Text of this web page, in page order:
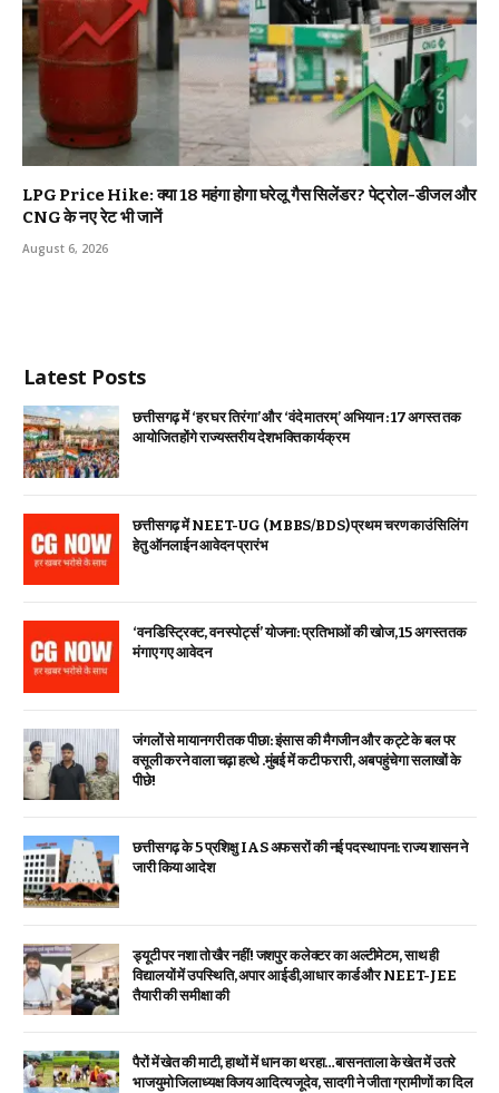
LPG Price Hike: क्या ₹18 महंगा होगा घरेलू गैस सिलेंडर? पेट्रोल-डीजल और
CNG के नए रेट भी जानें
August 6, 2026
Latest Posts
छत्तीसगढ़ में ‘हर घर तिरंगा’ और ‘वंदे मातरम्’ अभियान : 17 अगस्त तक
आयोजित होंगे राज्यस्तरीय देशभक्ति कार्यक्रम
छत्तीसगढ़ में NEET-UG (MBBS/BDS) प्रथम चरण काउंसिलिंग
हेतु ऑनलाईन आवेदन प्रारंभ
‘वन डिस्ट्रिक्ट, वन स्पोर्ट्स’ योजना: प्रतिभाओं की खोज, 15 अगस्त तक
मंगाए गए आवेदन
जंगलों से मायानगरी तक पीछा: इंसास की मैगजीन और कट्टे के बल पर
वसूली करने वाला चढ़ा हत्थे .मुंबई में कटी फरारी, अब पहुंचेगा सलाखों के
पीछे!
छत्तीसगढ़ के 5 प्रशिक्षु IAS अफसरों की नई पदस्थापना: राज्य शासन ने
जारी किया आदेश
ड्यूटी पर नशा तो खैर नहीं! जशपुर कलेक्टर का अल्टीमेटम, साथ ही
विद्यालयों में उपस्थिति, अपार आईडी,आधार कार्ड और NEET-JEE
तैयारी की समीक्षा की
पैरों में खेत की माटी, हाथों में धान का थरहा…बासनताला के खेत में उतरे
भाजयुमो जिलाध्यक्ष विजय आदित्य जूदेव, सादगी ने जीता ग्रामीणों का दिल